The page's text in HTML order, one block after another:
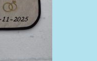
worden
op
de